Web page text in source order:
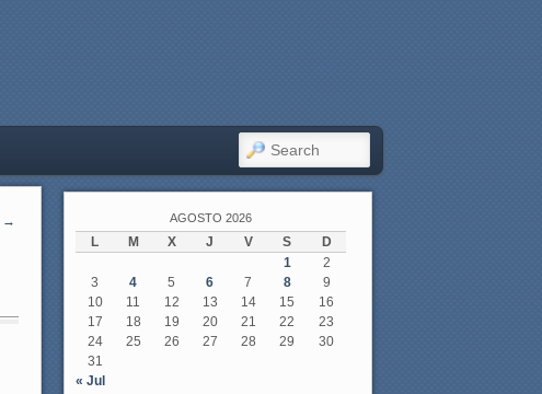
SEARCH
→ AGOSTO 2026
L M X J V S
D
1
2
3
4 5 6 7 8
9
10
11 12 13 14 15
16
17
18 19 20 21 22
23
24
25 26 27 28 29
30
31
« Jul